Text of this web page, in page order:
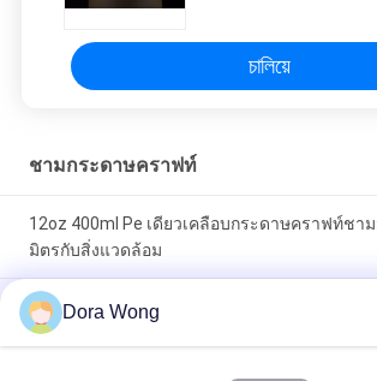
চালিয়ে
ชามกระดาษคราฟท์
12oz 400ml Pe เดียวเคลือบกระดาษคราฟท์ชา
มิตรกับสิ่งแวดล้อม
PE เคลือบ 16oz 500 มล. แมตต์สลัดอาหารคราฟ
ขนมถ้วยพร้อมฝา
Dora Wong